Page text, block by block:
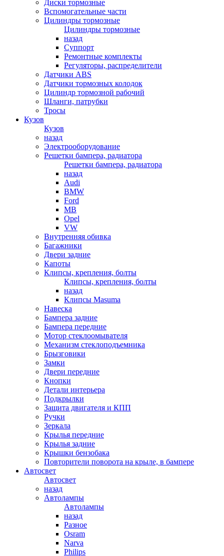
Диски тормозные
Вспомогательные части
Цилиндры тормозные
Цилиндры тормозные
назад
Суппорт
Ремонтные комплекты
Регуляторы, распределители
Датчики ABS
Датчики тормозных колодок
Цилиндр тормозной рабочий
Шланги, патрубки
Тросы
Кузов
Кузов
назад
Электрооборудование
Решетки бампера, радиатора
Решетки бампера, радиатора
назад
Audi
BMW
Ford
MB
Opel
VW
Внутренняя обивка
Багажники
Двери задние
Капоты
Клипсы, крепления, болты
Клипсы, крепления, болты
назад
Клипсы Masuma
Навеска
Бампера задние
Бампера передние
Мотор стеклоомывателя
Механизм стеклоподъемника
Брызговики
Замки
Двери передние
Кнопки
Детали интерьера
Подкрылки
Защита двигателя и КПП
Ручки
Зеркала
Крылья передние
Крылья задние
Крышки бензобака
Повторители поворота на крыле, в бампере
Автосвет
Автосвет
назад
Автолампы
Автолампы
назад
Разное
Osram
Narva
Philips